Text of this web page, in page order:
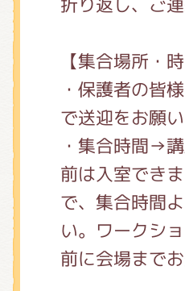
【集合場所・
・保護者の皆
で送迎をお願
・集合時間→
前は入室でき
で、集合時間
い。ワークシ
前に会場まで